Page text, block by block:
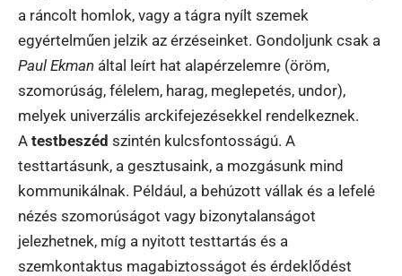
a ráncolt homlok, vagy a tágra nyílt szemek
egyértelműen jelzik az érzéseinket. Gondoljunk csak a
Paul Ekman által leírt hat alapérzelemre (öröm,
szomorúság, félelem, harag, meglepetés, undor),
melyek univerzális arckifejezésekkel rendelkeznek.
A testbeszéd szintén kulcsfontosságú. A
testtartásunk, a gesztusaink, a mozgásunk mind
kommunikálnak. Például, a behúzott vállak és a lefelé
nézés szomorúságot vagy bizonytalanságot
jelezhetnek, míg a nyitott testtartás és a
szemkontaktus magabiztosságot és érdeklődést